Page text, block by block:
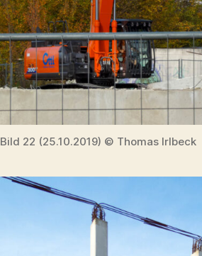
Bild 22 (25.10.2019) © Thomas Irlbeck